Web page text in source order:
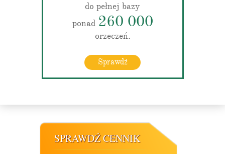
do pełnej bazy
ponad 260 000
orzeczeń.
Sprawdź
SPRAWDŹ CENNIK